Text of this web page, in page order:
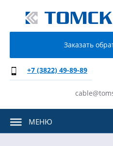
Заказать
+7 (3822) 49-89-89
МЕНЮ